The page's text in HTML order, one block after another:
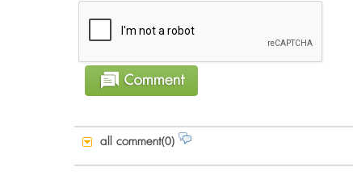
all comment(0)